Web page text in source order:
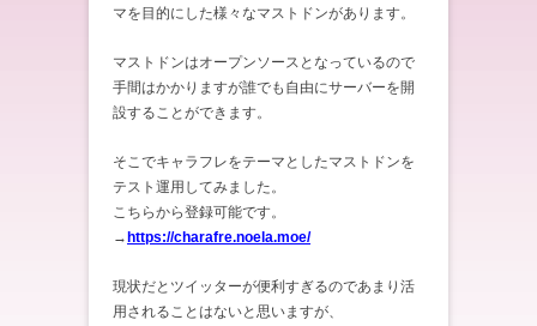
マを目的にした様々なマストドンがあります。
マストドンはオープンソースとなっているので
手間はかかりますが誰でも自由にサーバーを開
設することができます。
そこでキャラフレをテーマとしたマストドンを
テスト運用してみました。
こちらから登録可能です。
→https://charafre.noela.moe/
現状だとツイッターが便利すぎるのであまり活
用されることはないと思いますが、